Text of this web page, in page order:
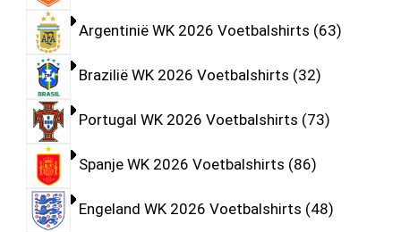
Argentinië WK 2026 Voetbalshirts 63
Brazilië WK 2026 Voetbalshirts 32
Portugal WK 2026 Voetbalshirts 73
Spanje WK 2026 Voetbalshirts 86
Engeland WK 2026 Voetbalshirts 48